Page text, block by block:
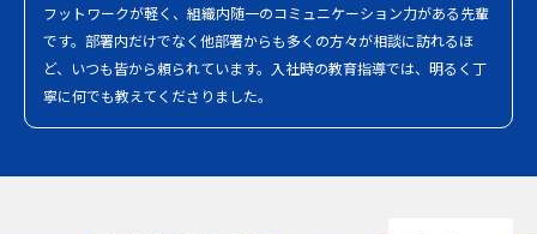
フットワークが軽く、組織内随一のコミュニケーション力がある先輩
です。部署内だけでなく他部署からも多くの方々が相談に訪れるほ
ど、いつも皆から頼られています。入社時の教育指導では、明るく丁
寧に何でも教えてくださりました。